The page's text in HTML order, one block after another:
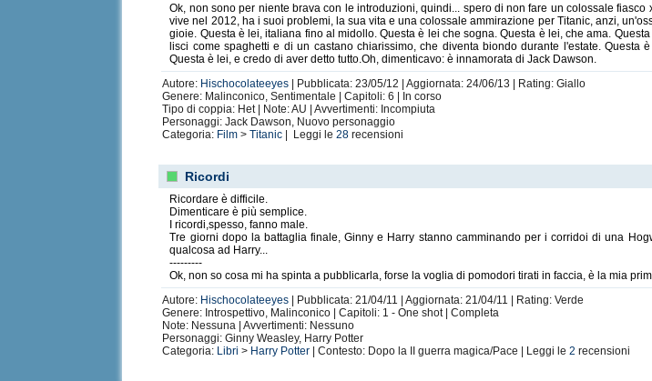
Ok, non sono per niente brava con le introduzioni, quindi... spero di non fare un colossale
vive nel 2012, ha i suoi problemi, la sua vita e una colossale ammirazione per Titanic, anzi,
gioie. Questa è lei, italiana fino al midollo. Questa è lei che sogna. Questa è lei, che ama.
lisci come spaghetti e di un castano chiarissimo, che diventa biondo durante l'estate.
Questa è lei, e credo di aver detto tutto.Oh, dimenticavo: è innamorata di Jack Dawson.
Autore: Hischocolateeyes | Pubblicata: 23/05/12 | Aggiornata: 24/06/13 | Rating: Giallo
Genere: Malinconico, Sentimentale | Capitoli: 6 | In corso
Tipo di coppia: Het | Note: AU | Avvertimenti: Incompiuta
Personaggi: Jack Dawson, Nuovo personaggio
Categoria: Film >Titanic | Leggi le28 recensioni
Ricordi
Ricordare è difficile.
Dimenticare è più semplice.
I ricordi,spesso, fanno male.
Tre giorni dopo la battaglia finale, Ginny e Harry stanno camminando per i corridoi di una
qualcosa ad Harry...
---------
Ok, non so cosa mi ha spinta a pubblicarla, forse la voglia di pomodori tirati in faccia, è la mia
Autore: Hischocolateeyes | Pubblicata: 21/04/11 | Aggiornata: 21/04/11 | Rating: Verde
Genere: Introspettivo, Malinconico | Capitoli: 1 - One shot | Completa
Note: Nessuna | Avvertimenti: Nessuno
Personaggi: Ginny Weasley, Harry Potter
Categoria: Libri > Harry Potter | Contesto: Dopo la II guerra magica/Pace | Leggi le2 recensioni